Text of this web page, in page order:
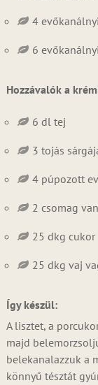
4
6
Hozzávalók a
6 dl tej
3 tojás
4 púpozott
2 csomag
25 dkg cukor
25 dkg vaj
Így készül:
A lisztet, a
majd
belekanalazzuk a
könnyű tésztát